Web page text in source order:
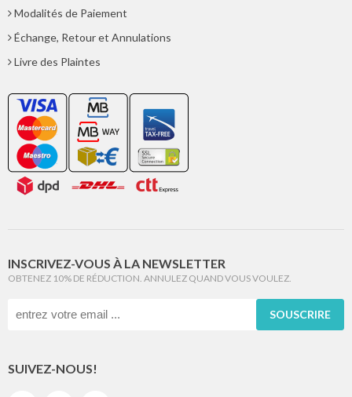
Modalités de Paiement
Échange, Retour et Annulations
Livre des Plaintes
INSCRIVEZ-VOUS À LA NEWSLETTER
OBTENEZ 10% DE RÉDUCTION. ANNULEZ QUAND VOUS VOULEZ.
SOUSCRIRE
SUIVEZ-NOUS!